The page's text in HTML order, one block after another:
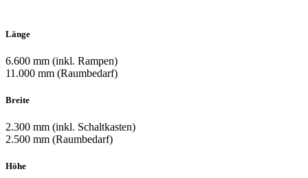
Länge
6.600 mm (inkl. Rampen)
11.000 mm (Raumbedarf)
Breite
2.300 mm (inkl. Schaltkasten)
2.500 mm (Raumbedarf)
Höhe